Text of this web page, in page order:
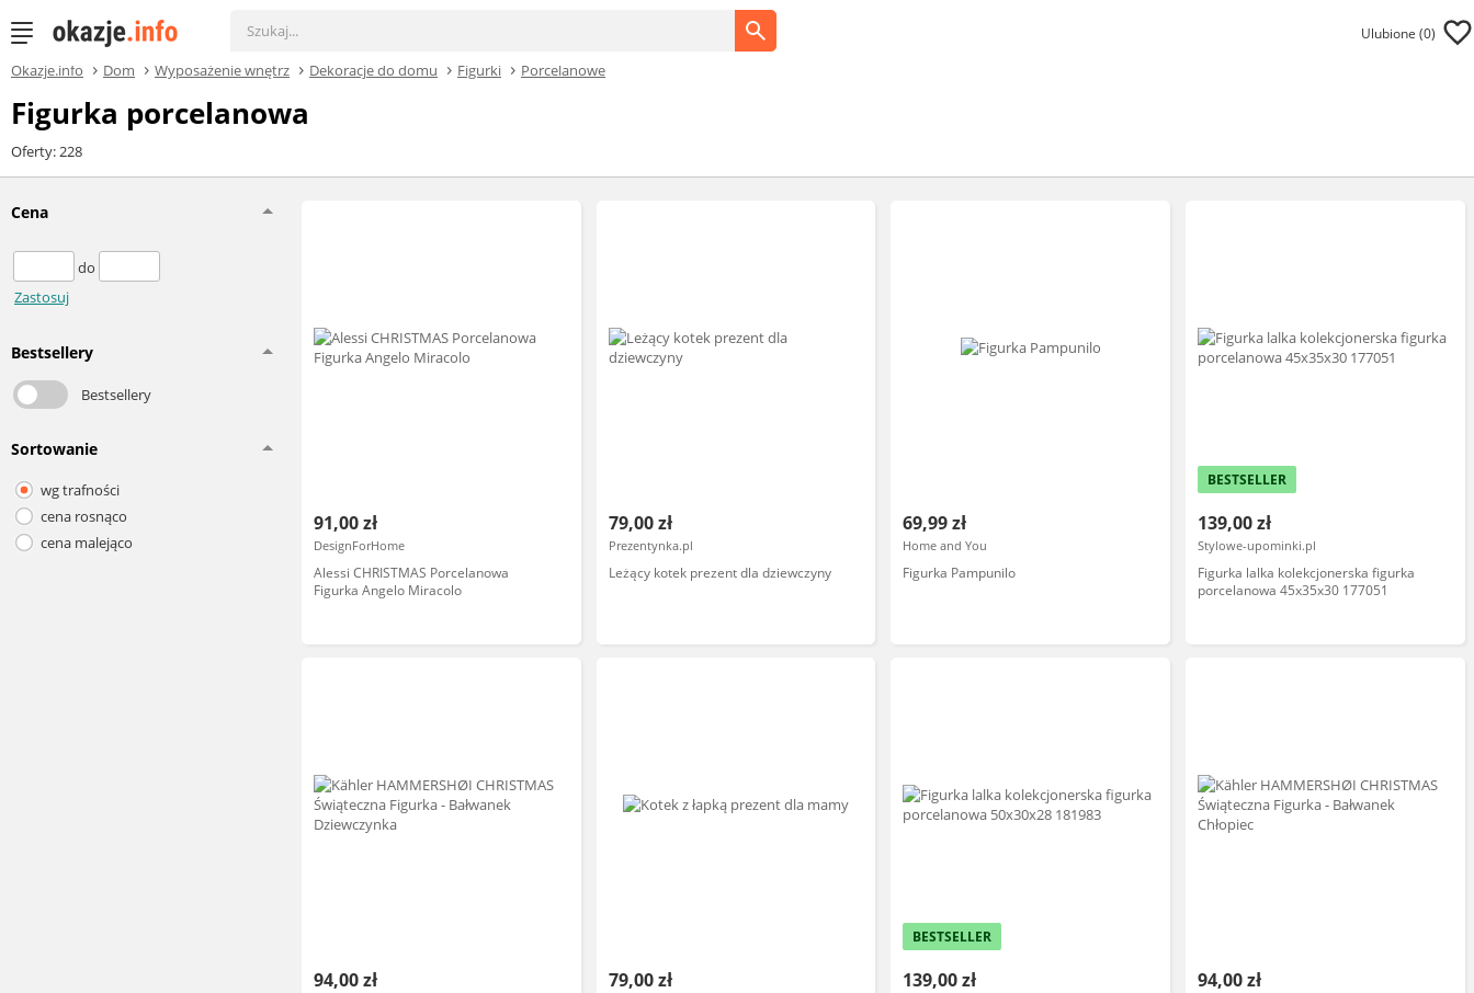
Ulubione (0)
Okazje.info Dom Wyposażenie wnętrz Dekoracje do domu Figurki Porcelanowe
Figurka porcelanowa
Oferty: 228
Cena
do
Zastosuj
Bestsellery
Bestsellery
Sortowanie
wg trafności
cena rosnąco
cena malejąco
91,00 zł
DesignForHome
Alessi CHRISTMAS Porcelanowa
Figurka Angelo Miracolo
79,00 zł
Prezentynka.pl
Leżący kotek prezent dla dziewczyny
69,99 zł
Home and You
Figurka Pampunilo
BESTSELLER
139,00 zł
Stylowe-upominki.pl
Figurka lalka kolekcjonerska figurka
porcelanowa 45x35x30 177051
94,00 zł 79,00 zł
BESTSELLER
139,00 zł 94,00 zł